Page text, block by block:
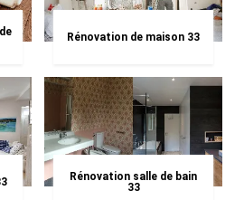
Rénovation de maison 33
Rénovation salle de bain
33